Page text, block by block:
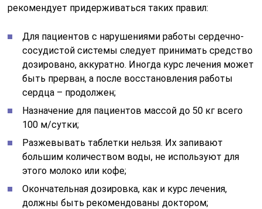
рекомендует придерживаться таких правил:
Для пациентов с нарушениями работы сердечно-
сосудистой системы следует принимать средство
дозировано, аккуратно. Иногда курс лечения может
быть прерван, а после восстановления работы
сердца – продолжен;
Назначение для пациентов массой до 50 кг всего
100 м/сутки;
Разжевывать таблетки нельзя. Их запивают
большим количеством воды, не используют для
этого молоко или кофе;
Окончательная дозировка, как и курс лечения,
должны быть рекомендованы доктором;